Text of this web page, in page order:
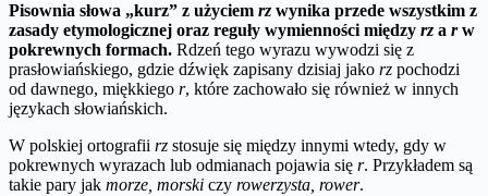
Pisownia słowa „kurz” z użyciem rz wynika przede wszystkim z
zasady etymologicznej oraz reguły wymienności między rz a rw
pokrewnych formach. Rdzeń tego wyrazu wywodzi się z
prasłowiańskiego, gdzie dźwięk zapisany dzisiaj jako rz pochodzi
od dawnego, miękkiego r, które zachowało się również w innych
językach słowiańskich.
W polskiej ortografii rz stosuje się między innymi wtedy, gdy w
pokrewnych wyrazach lub odmianach pojawia się r. Przykładem są
takie pary jak morze, morski czy rowerzysta, rower.